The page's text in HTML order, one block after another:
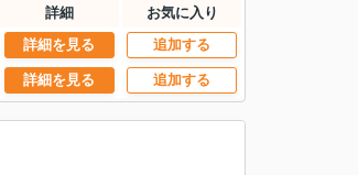
詳細
お気に入り
詳細を見る 追加する
詳細を見る 追加する